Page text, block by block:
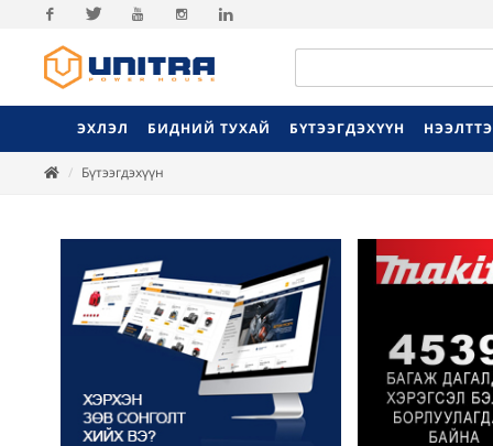
Facebook
ЭХЛЭЛ БИДНИЙ ТУХАЙ БҮТЭЭГДЭХҮҮН
Бүтээгдэхүүн